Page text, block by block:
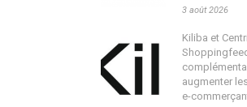
3 août 2026
Kiliba et
augmenter
e-